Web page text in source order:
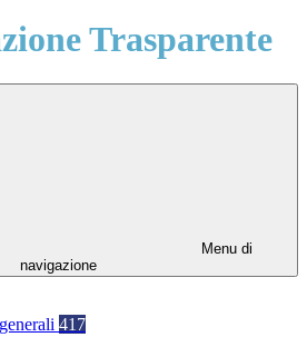
Trasparente
Menu di
navigazione
417